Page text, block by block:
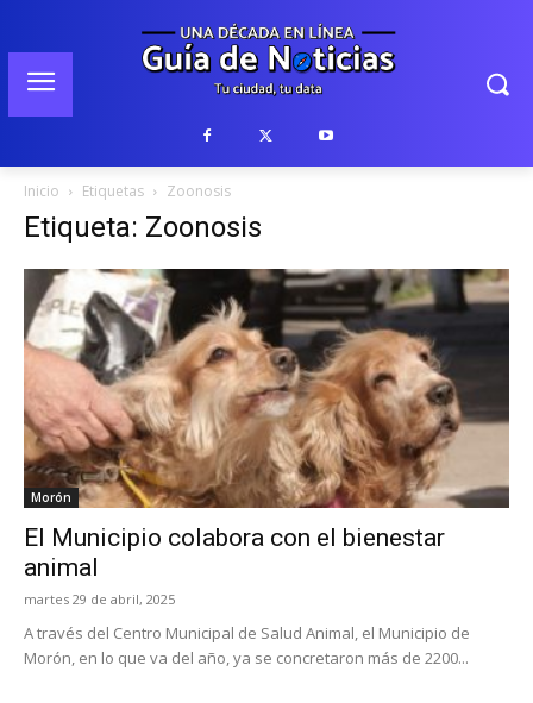
Inicio Etiquetas Zoonosis
Etiqueta: Zoonosis
Morón
El Municipio colabora con el bienestar
animal
martes 29 de abril, 2025
A través del Centro Municipal de Salud Animal, el Municipio de
Morón, en lo que va del año, ya se concretaron más de 2200...